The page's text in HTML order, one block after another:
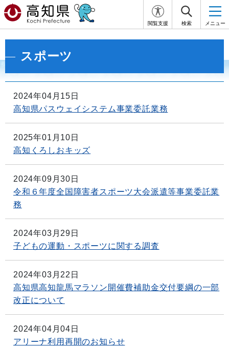
閲覧支援 検索 メニュー
スポーツ
2024年04月15日
高知県パスウェイシステム事業委託業務
2025年01月10日
高知くろしおキッズ
2024年09月30日
令和６年度全国障害者スポーツ大会派遣等事業委託業
務
2024年03月29日
子どもの運動・スポーツに関する調査
2024年03月22日
高知県高知龍馬マラソン開催費補助金交付要綱の一部
改正について
2024年04月04日
アリーナ利用再開のお知らせ